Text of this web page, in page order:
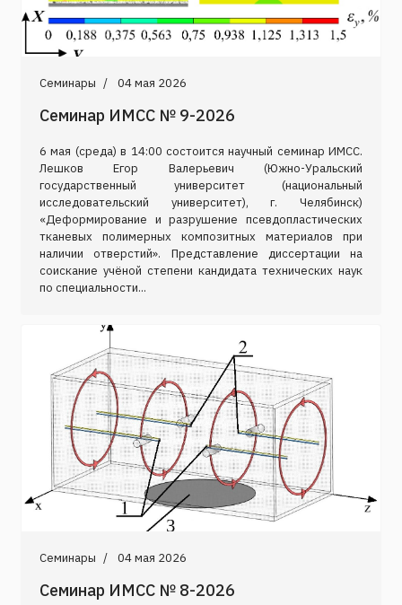
Семинары 04 мая 2026
Семинар ИМСС № 9-2026
6 мая (среда) в 14:00 состоится научный семинар ИМСС.
Лешков Егор Валерьевич (Южно-Уральский
государственный университет (национальный
исследовательский университет), г. Челябинск)
«Деформирование и разрушение псевдопластических
тканевых полимерных композитных материалов при
наличии отверстий». Представление диссертации на
соискание учёной степени кандидата технических наук
по специальности...
Семинары 04 мая 2026
Семинар ИМСС № 8-2026